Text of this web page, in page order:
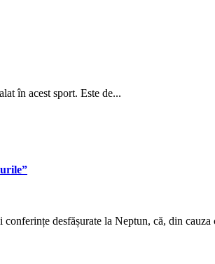
în acest sport. Este de...
desfășurate la Neptun, că, din cauza